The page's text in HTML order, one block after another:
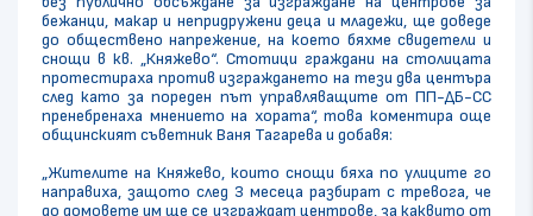
бежанци, макар и непридружени деца и младежи, ще доведе
до обществено напрежение, на което бяхме свидетели и
снощи в кв. „Княжево“. Стотици граждани на столицата
протестираха против изграждането на тези два центъра
след като за пореден път управляващите от ПП-ДБ-СС
пренебренаха мнението на хората“, това коментира още
общинският съветник Ваня Тагарева и добавя:
„Жителите на Княжево, които снощи бяха по улиците го
направиха, защото след 3 месеца разбират с тревога, че
до домовете им ще се изграждат центрове, за каквито от